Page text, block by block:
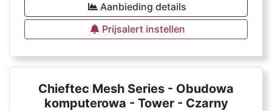
Aanbieding details
Prijsalert instellen
Chieftec Mesh Series - Obudowa
komputerowa - Tower - Czarny